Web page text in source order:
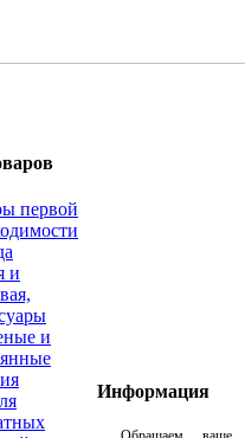
первой
и
и
Информация